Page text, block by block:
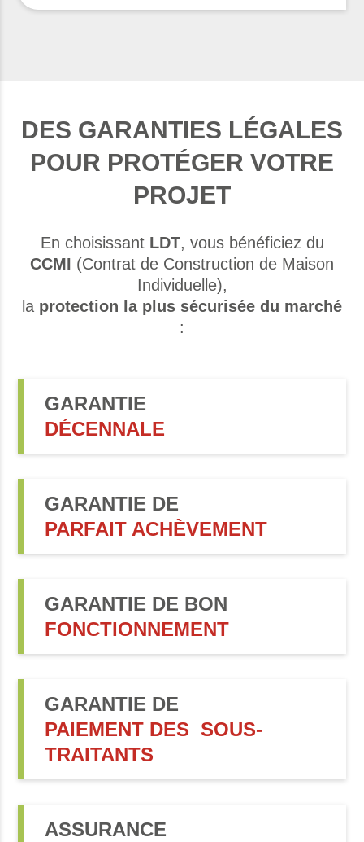
DES GARANTIES LÉGALES
POUR PROTÉGER VOTRE
PROJET
En choisissant LDT, vous bénéficiez du
CCMI (Contrat de Construction de Maison
Individuelle),
la protection la plus sécurisée du marché
:
GARANTIE
DÉCENNALE
GARANTIE DE
PARFAIT ACHÈVEMENT
GARANTIE DE BON
FONCTIONNEMENT
GARANTIE DE
PAIEMENT DES SOUS-
TRAITANTS
ASSURANCE